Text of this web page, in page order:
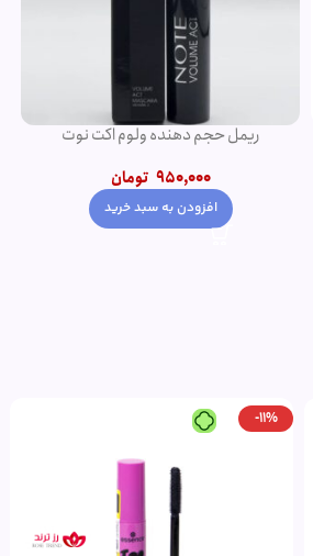
ریمل حجم دهنده ولوم اکت نوت
950,000 تومان
افزودن به سبد خرید
-11%